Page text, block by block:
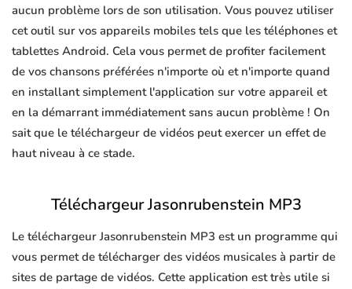
aucun problème lors de son utilisation. Vous pouvez utiliser
cet outil sur vos appareils mobiles tels que les téléphones et
tablettes Android. Cela vous permet de profiter facilement
de vos chansons préférées n'importe où et n'importe quand
en installant simplement l'application sur votre appareil et
en la démarrant immédiatement sans aucun problème ! On
sait que le téléchargeur de vidéos peut exercer un effet de
haut niveau à ce stade.
Téléchargeur Jasonrubenstein MP3
Le téléchargeur Jasonrubenstein MP3 est un programme qui
vous permet de télécharger des vidéos musicales à partir de
sites de partage de vidéos. Cette application est très utile si